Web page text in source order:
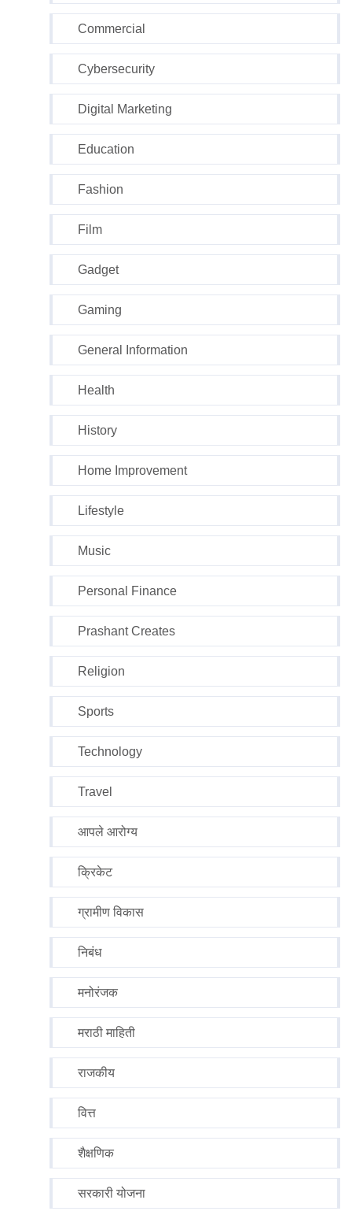
Commercial
Cybersecurity
Digital Marketing
Education
Fashion
Film
Gadget
Gaming
General Information
Health
History
Home Improvement
Lifestyle
Music
Personal Finance
Prashant Creates
Religion
Sports
Technology
Travel
आपले आरोग्य
क्रिकेट
ग्रामीण विकास
निबंध
मनोरंजक
मराठी माहिती
राजकीय
वित्त
शैक्षणिक
सरकारी योजना